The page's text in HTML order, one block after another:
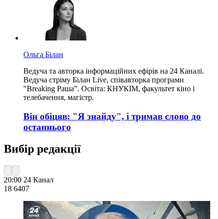
Ольга Білан
Ведуча та авторка інформаційних ефірів на 24 Каналі.
Ведуча стріму Білан Live, співавторка програми
"Breaking Раша”. Освіта: КНУКІМ, факультет кіно і
телебачення, магістр.
Він обіцяв: "Я знайду", і тримав слово до
останнього
Вибір редакції
20:00 24 Канал
18 6407